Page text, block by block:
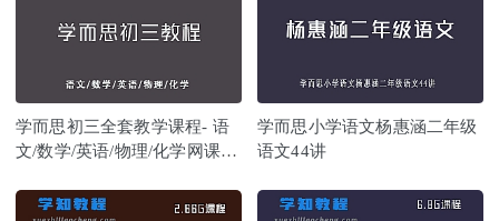
学而思初三全套教学课程- 语
文/数学/英语/物理/化学网课教
学而思小学语文杨惠涵二年级
语文44讲